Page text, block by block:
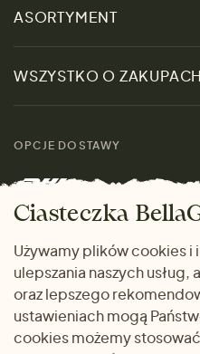
Zrównoważoność
Skontaktuj się z nami
Marki
ASORTYMENT
Kobiety
Mężczyźni
Prezenty
WSZYSTKO O ZAKUPACH
rozmiarach
Zwrot towaru
Dlaczego warto kupować
u nas
OPCJE DOSTAWY
METODY PŁATNOŚCI
Ciasteczka
Używamy plików cookies
ulepszania naszych
oraz lepszego
ustawieniach mogą
cookies możemy